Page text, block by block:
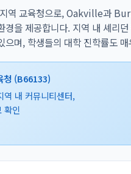
역 교육청으로, Oakville과
경을 제공합니다. 지역 내 셰리
으며, 학생들의 대학 진학률도
(B66133)
역 내 커뮤니티센터,
확인